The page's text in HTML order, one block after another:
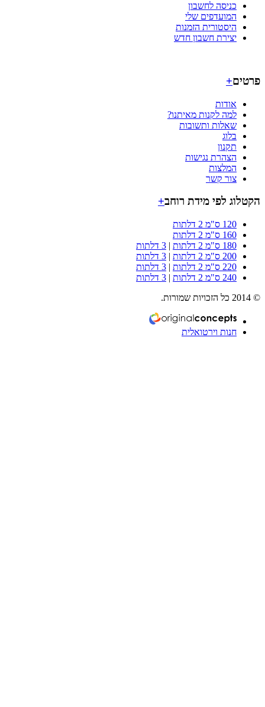
כניסה לחשבון
המועדפים שלי
היסטורית הזמנות
יצירת חשבון חדש
+
אודות
למה לקנות מאיתנו?
שאלות ותשובות
בלוג
תקנון
הצהרת נגישות
המלצות
צור קשר
לפי מידת רוחב +
120 ס"מ 2 דלתות
160 ס"מ 2 דלתות
180 ס"מ 2 דלתות
|3 דלתות
200 ס"מ 2 דלתות
|3 דלתות
220 ס"מ 2 דלתות
|3 דלתות
240 ס"מ 2 דלתות
|3 דלתות
חנות וירטואלית